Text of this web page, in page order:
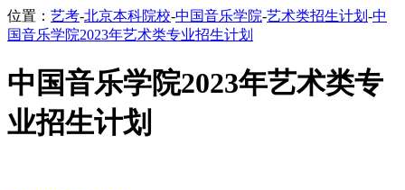
位置： 艺考-北京本科院校-中国音乐学院-艺术类招生计划 -中
国音乐学院2023年艺术类专业招生计划
中国音乐学院2023年艺术类专
业招生计划